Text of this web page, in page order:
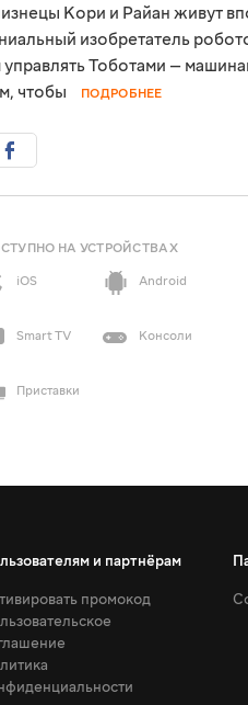
Кори и Райан живут
изобретатель
управлять Тоботами —
чтобы
ПОДРОБНЕЕ
НА УСТРОЙСТВАХ
iOS
Android
Smart TV Консоли
Приставки
и партнёрам
промокод